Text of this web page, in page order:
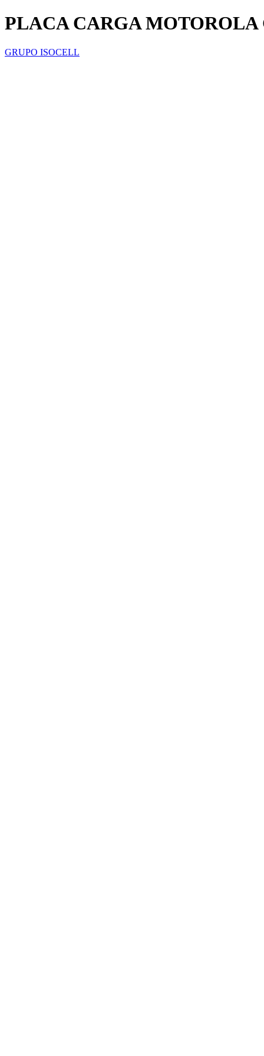
PLACA CARGA MOTOROLA
GRUPO ISOCELL